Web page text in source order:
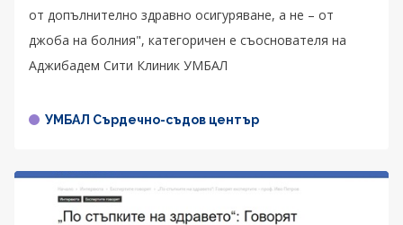
от допълнително здравно осигуряване, а не – от
джоба на болния", категоричен е съоснователя на
Аджибадем Сити Клиник УМБАЛ
УМБАЛ Сърдечно-съдов център